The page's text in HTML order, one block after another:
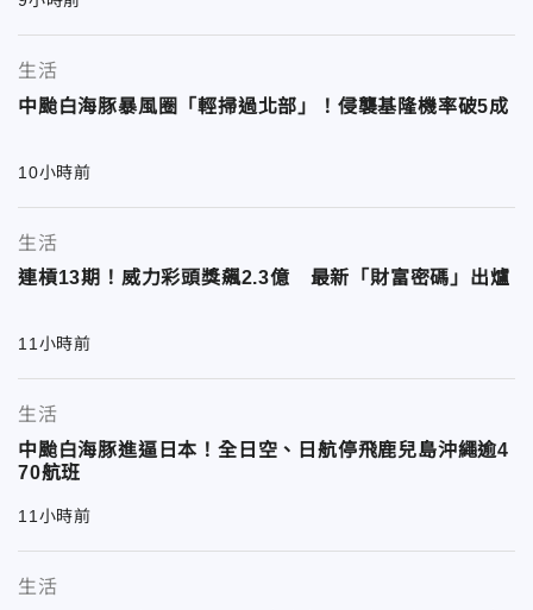
生活
中颱白海豚暴風圈「輕掃過北部」！侵襲基隆機率破5成
10小時前
生活
連槓13期！威力彩頭獎飆2.3億 最新「財富密碼」出爐
11小時前
生活
中颱白海豚進逼日本！全日空、日航停飛鹿兒島沖繩逾4
70航班
11小時前
生活